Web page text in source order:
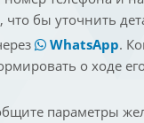
бы уточнить
WhatsApp.
о ходе
параметры